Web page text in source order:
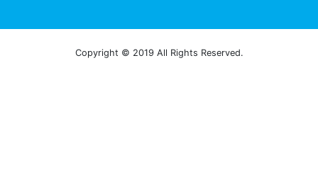
Copyright © 2019 All Rights Reserved.